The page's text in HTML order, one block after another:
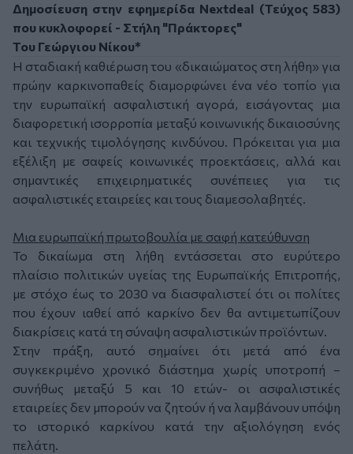
Δημοσίευση στην εφημερίδα Nextdeal (Τεύχος 583)
που κυκλοφορεί - Στήλη "Πράκτορες"
Του Γεώργιου Νίκου*
Η σταδιακή καθιέρωση του «δικαιώματος στη λήθη» για
πρώην καρκινοπαθείς διαμορφώνει ένα νέο τοπίο για
την ευρωπαϊκή ασφαλιστική αγορά, εισάγοντας μια
διαφορετική ισορροπία μεταξύ κοινωνικής δικαιοσύνης
και τεχνικής τιμολόγησης κινδύνου. Πρόκειται για μια
εξέλιξη με σαφείς κοινωνικές προεκτάσεις, αλλά και
σημαντικές επιχειρηματικές συνέπειες για τις
ασφαλιστικές εταιρείες και τους διαμεσολαβητές.
Μια ευρωπαϊκή πρωτοβουλία με σαφή κατεύθυνση
Το δικαίωμα στη λήθη εντάσσεται στο ευρύτερο
πλαίσιο πολιτικών υγείας της Ευρωπαϊκής Επιτροπής,
με στόχο έως το 2030 να διασφαλιστεί ότι οι πολίτες
που έχουν ιαθεί από καρκίνο δεν θα αντιμετωπίζουν
διακρίσεις κατά τη σύναψη ασφαλιστικών προϊόντων.
Στην πράξη, αυτό σημαίνει ότι μετά από ένα
συγκεκριμένο χρονικό διάστημα χωρίς υποτροπή –
συνήθως μεταξύ 5 και 10 ετών- οι ασφαλιστικές
εταιρείες δεν μπορούν να ζητούν ή να λαμβάνουν υπόψη
το ιστορικό καρκίνου κατά την αξιολόγηση ενός
πελάτη.